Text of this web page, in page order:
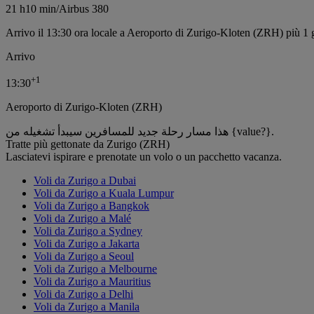
21 h10 min/Airbus 380
Arrivo il 13:30 ora locale a Aeroporto di Zurigo-Kloten (ZRH) più 1
Arrivo
13:30+1
Aeroporto di Zurigo-Kloten (ZRH)
هذا مسار رحلة جديد للمسافرين سيبدأ تشغيله من {value?}.
Tratte più gettonate da Zurigo (ZRH)
Lasciatevi ispirare e prenotate un volo o un pacchetto vacanza.
Voli da Zurigo a Dubai
Voli da Zurigo a Kuala Lumpur
Voli da Zurigo a Bangkok
Voli da Zurigo a Malé
Voli da Zurigo a Sydney
Voli da Zurigo a Jakarta
Voli da Zurigo a Seoul
Voli da Zurigo a Melbourne
Voli da Zurigo a Mauritius
Voli da Zurigo a Delhi
Voli da Zurigo a Manila